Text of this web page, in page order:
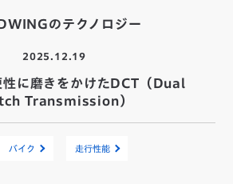
のテクノロジー
2025.12.19
性に磨きをかけたDCT（Dual
Transmission）
バイク 走行性能